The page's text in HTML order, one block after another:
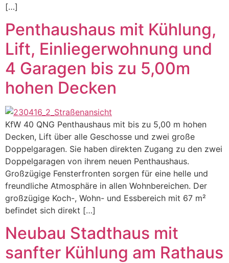
[…]
Penthaushaus mit Kühlung,
Lift, Einliegerwohnung und
4 Garagen bis zu 5,00m
hohen Decken
KfW 40 QNG Penthaushaus mit bis zu 5,00 m hohen
Decken, Lift über alle Geschosse und zwei große
Doppelgaragen. Sie haben direkten Zugang zu den zwei
Doppelgaragen von ihrem neuen Penthaushaus.
Großzügige Fensterfronten sorgen für eine helle und
freundliche Atmosphäre in allen Wohnbereichen. Der
großzügige Koch-, Wohn- und Essbereich mit 67 m²
befindet sich direkt […]
Neubau Stadthaus mit
sanfter Kühlung am Rathaus